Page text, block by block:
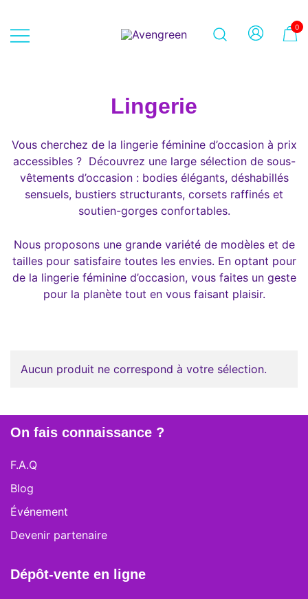
content
0
Lingerie
Vous cherchez de la lingerie féminine d’occasion à prix
accessibles ? Découvrez une large sélection de sous-
vêtements d’occasion : bodies élégants, déshabillés
sensuels, bustiers structurants, corsets raffinés et
soutien-gorges confortables.
Nous proposons une grande variété de modèles et de
tailles pour satisfaire toutes les envies. En optant pour
de la lingerie féminine d’occasion, vous faites un geste
pour la planète tout en vous faisant plaisir.
Aucun produit ne correspond à votre sélection.
On fais connaissance ?
F.A.Q
Blog
Événement
Devenir partenaire
Dépôt-vente en ligne